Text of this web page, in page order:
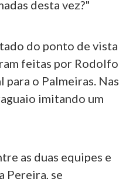
desta vez?"
do ponto de vista
feitas por Rodolfo
o Palmeiras. Nas
imitando um
as duas equipes e
Pereira, se